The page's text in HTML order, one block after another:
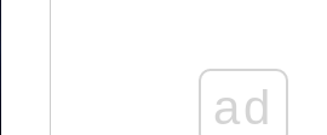
ad